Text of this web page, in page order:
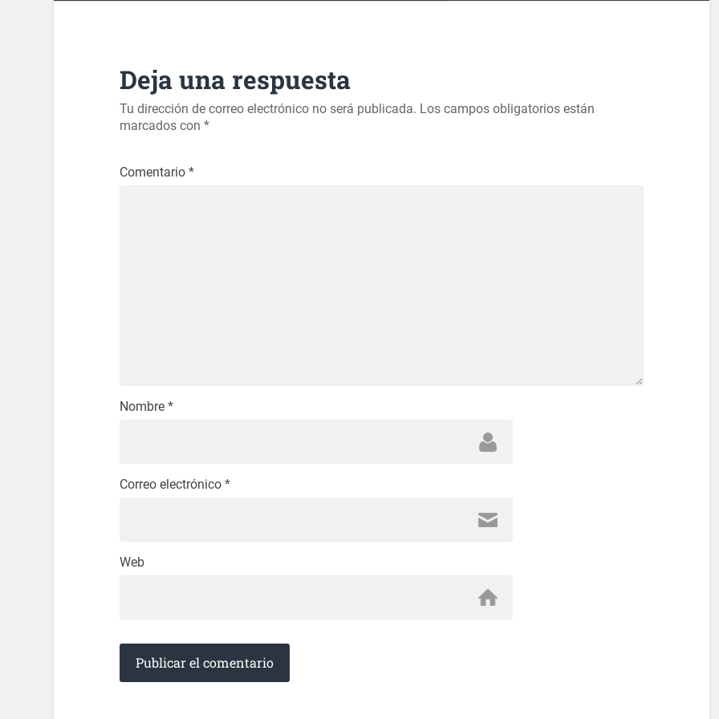
Deja una respuesta
Tu dirección de correo electrónico no será publicada. Los campos obligatorios están
marcados con *
Comentario *
Nombre *
Correo electrónico *
Web